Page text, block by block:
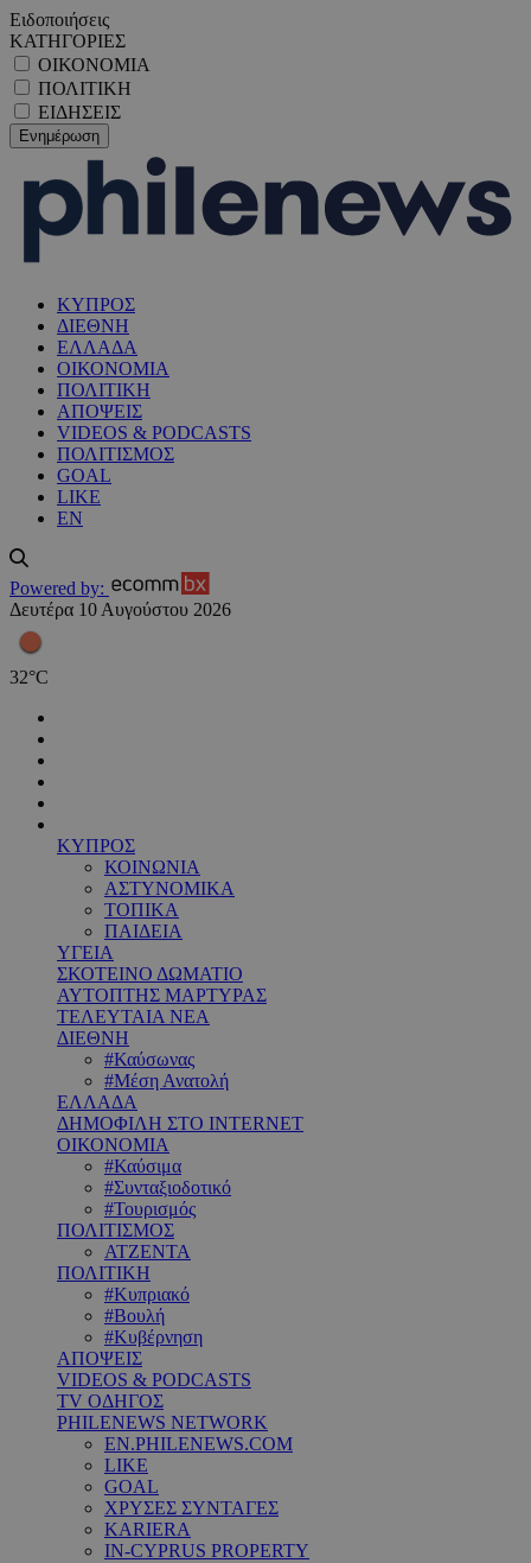
Ειδοποιήσεις
ΚΑΤΗΓΟΡΙΕΣ
ΟΙΚΟΝΟΜΙΑ
ΠΟΛΙΤΙΚΗ
ΕΙΔΗΣΕΙΣ
ΚΥΠΡΟΣ
ΔΙΕΘΝΗ
ΕΛΛΑΔΑ
ΟΙΚΟΝΟΜΙΑ
ΠΟΛΙΤΙΚΗ
ΑΠΟΨΕΙΣ
VIDEOS & PODCASTS
ΠΟΛΙΤΙΣΜΟΣ
GOAL
LIKE
EN
Powered by:
Δευτέρα 10 Αυγούστου 2026
32°C
ΚΥΠΡΟΣ
ΚΟΙΝΩΝΙΑ
ΑΣΤΥΝΟΜΙΚΑ
ΤΟΠΙΚΑ
ΠΑΙΔΕΙΑ
ΥΓΕΙΑ
ΣΚΟΤΕΙΝΟ ΔΩΜΑΤΙΟ
ΑΥΤΟΠΤΗΣ ΜΑΡΤΥΡΑΣ
ΤΕΛΕΥΤΑΙΑ ΝΕΑ
ΔΙΕΘΝΗ
#Καύσωνας
#Μέση Ανατολή
ΕΛΛΑΔΑ
ΔΗΜΟΦΙΛΗ ΣΤΟ INTERNET
ΟΙΚΟΝΟΜΙΑ
#Καύσιμα
#Συνταξιοδοτικό
#Τουρισμός
ΠΟΛΙΤΙΣΜΟΣ
ΑΤΖΕΝΤΑ
ΠΟΛΙΤΙΚΗ
#Κυπριακό
#Βουλή
#Κυβέρνηση
ΑΠΟΨΕΙΣ
VIDEOS & PODCASTS
TV ΟΔΗΓΟΣ
PHILENEWS NETWORK
EN.PHILENEWS.COM
LIKE
GOAL
ΧΡΥΣΕΣ ΣΥΝΤΑΓΕΣ
KARIERA
IN-CYPRUS PROPERTY